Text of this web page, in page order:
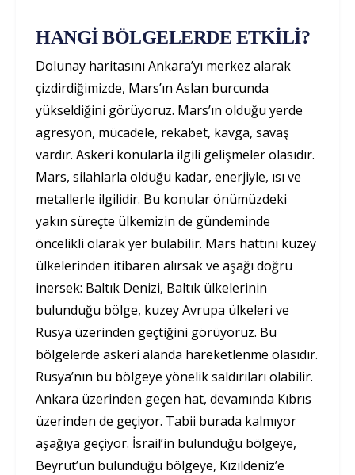
HANGİ BÖLGELERDE ETKİLİ?
Dolunay haritasını Ankara’yı merkez alarak
çizdirdiğimizde, Mars’ın Aslan burcunda
yükseldiğini görüyoruz. Mars’ın olduğu yerde
agresyon, mücadele, rekabet, kavga, savaş
vardır. Askeri konularla ilgili gelişmeler olasıdır.
Mars, silahlarla olduğu kadar, enerjiyle, ısı ve
metallerle ilgilidir. Bu konular önümüzdeki
yakın süreçte ülkemizin de gündeminde
öncelikli olarak yer bulabilir. Mars hattını kuzey
ülkelerinden itibaren alırsak ve aşağı doğru
inersek: Baltık Denizi, Baltık ülkelerinin
bulunduğu bölge, kuzey Avrupa ülkeleri ve
Rusya üzerinden geçtiğini görüyoruz. Bu
bölgelerde askeri alanda hareketlenme olasıdır.
Rusya’nın bu bölgeye yönelik saldırıları olabilir.
Ankara üzerinden geçen hat, devamında Kıbrıs
üzerinden de geçiyor. Tabii burada kalmıyor
aşağıya geçiyor. İsrail’in bulunduğu bölgeye,
Beyrut’un bulunduğu bölgeye, Kızıldeniz’e